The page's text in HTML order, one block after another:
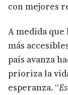
con mejores
A medida que
más
país avanza
prioriza la
esperanza. “